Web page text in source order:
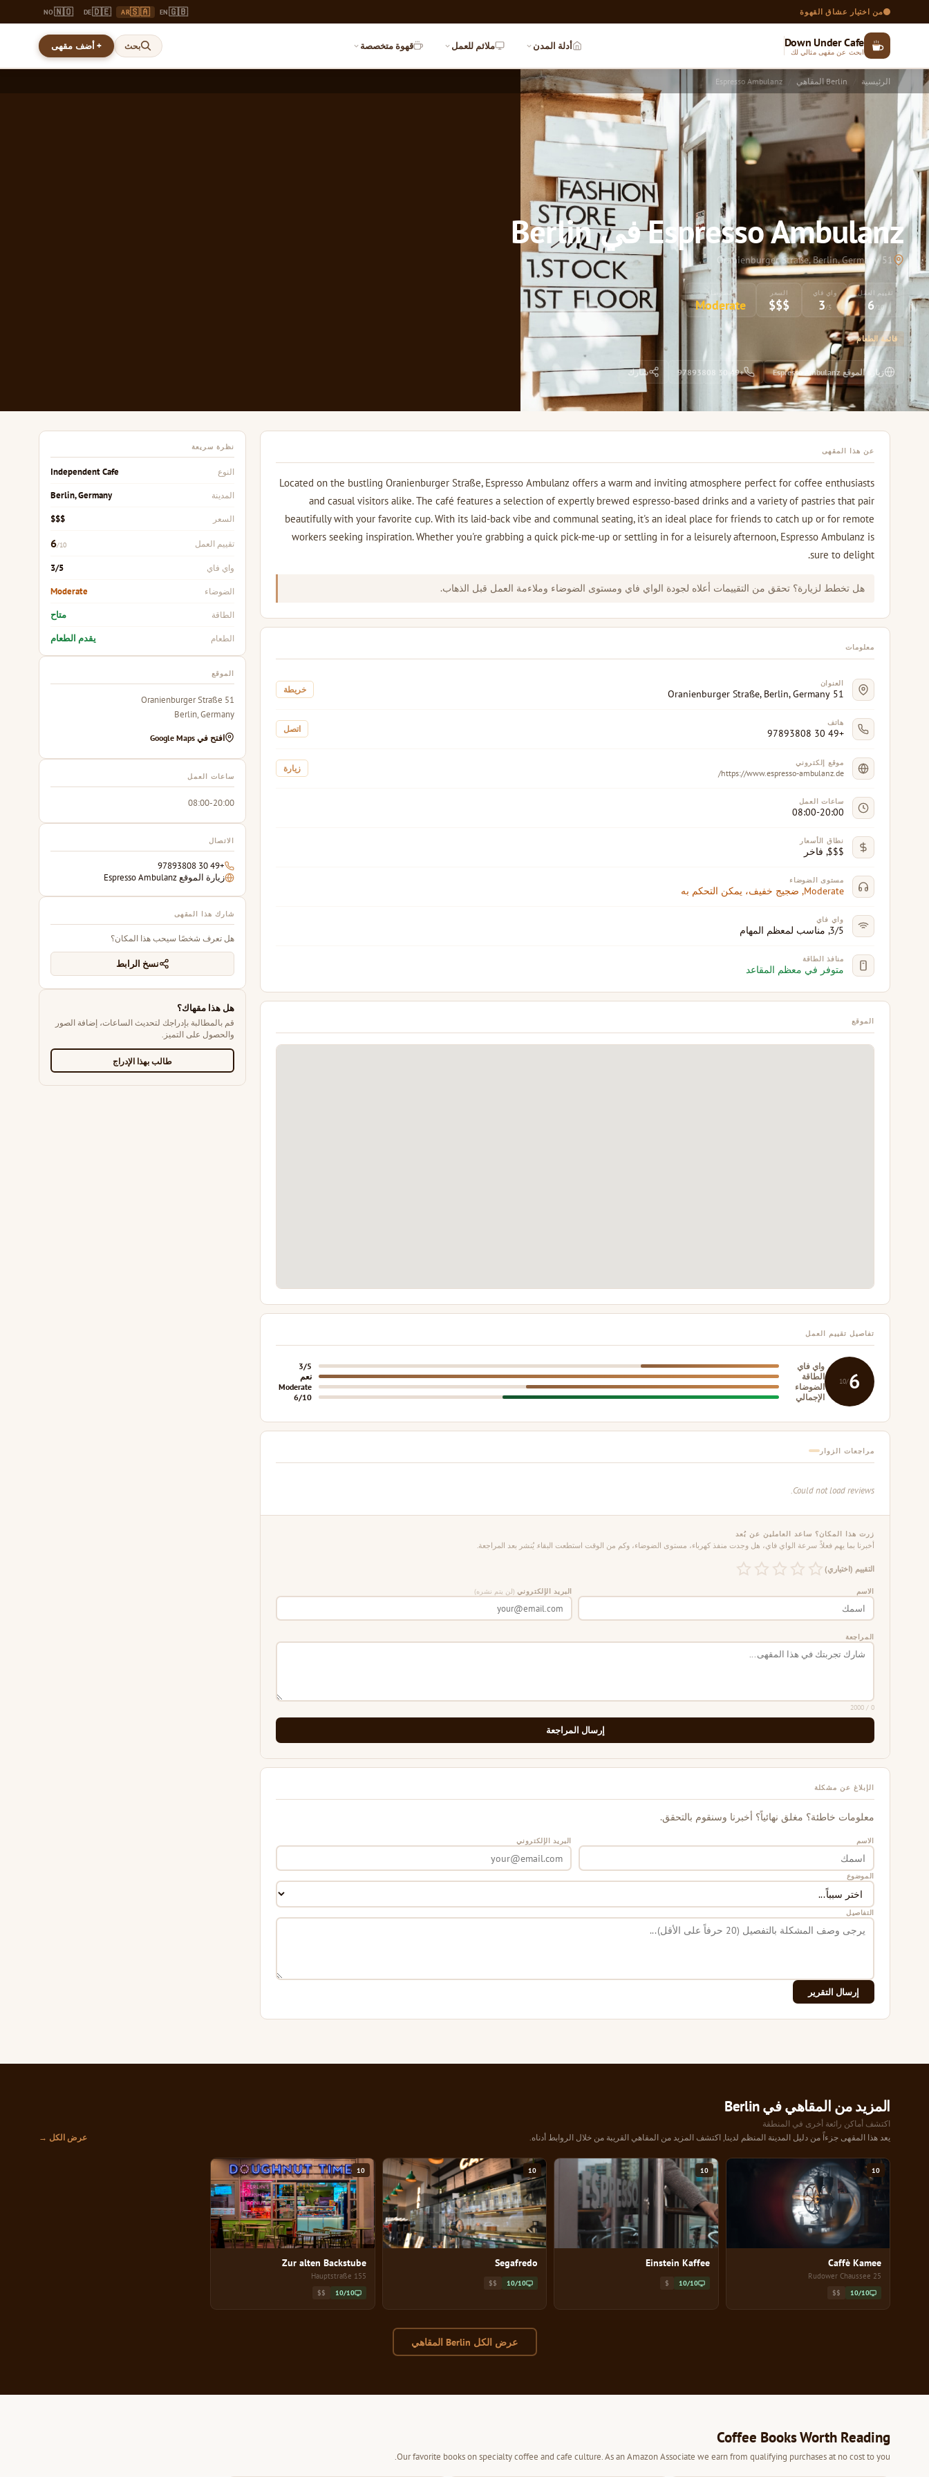
من اختيار عشاق القهوة 🇬🇧
EN
🇸🇦
AR
🇩🇪
DE
🇳🇴
NO
Down Under Cafe
ابحث عن مقهى مثالي لك أدلة المدن ملائم للعمل قهوة متخصصة بحث + أضف مقهى
الرئيسية Berlin المقاهي Espresso Ambulanz
Espresso Ambulanz في Berlin
51 Oranienburger Straße, Berlin, Germany
تقييم العمل
6 /10
واي فاي
3/5
السعر
$$$
الضوضاء
Moderate
قائمة الطعام
زيارة الموقع Espresso Ambulanz +49 30 97893808 شارك
عن هذا المقهى
Located on the bustling Oranienburger Straße, Espresso Ambulanz offers a warm and inviting atmosphere perfect for coffee enthusiasts
and casual visitors alike. The café features a selection of expertly brewed espresso-based drinks and a variety of pastries that pair
beautifully with your favorite cup. With its laid-back vibe and communal seating, it's an ideal place for friends to catch up or for remote
workers seeking inspiration. Whether you're grabbing a quick pick-me-up or settling in for a leisurely afternoon, Espresso Ambulanz is
sure to delight.
هل تخطط لزيارة؟ تحقق من التقييمات أعلاه لجودة الواي فاي ومستوى الضوضاء وملاءمة العمل قبل الذهاب.
معلومات
العنوان
51 Oranienburger Straße, Berlin, Germany خريطة
هاتف
+49 30 97893808 اتصل
موقع إلكتروني
https://www.espresso-ambulanz.de/ زيارة
ساعات العمل
08:00-20:00
نطاق الأسعار
$$$, فاخر
مستوى الضوضاء
Moderate, ضجيج خفيف، يمكن التحكم به
واي فاي
3/5, مناسب لمعظم المهام
منافذ الطاقة
متوفر في معظم المقاعد
الموقع
تفاصيل تقييم العمل
6
/10
واي فاي
3/5
الطاقة
نعم
الضوضاء
Moderate
الإجمالي
6/10
مراجعات الزوار
Could not load reviews.
زرت هذا المكان؟ ساعد العاملين عن بُعد
أخبرنا بما يهم فعلاً: سرعة الواي فاي، هل وجدت منفذ كهرباء، مستوى الضوضاء، وكم من الوقت استطعت البقاء. يُنشر بعد المراجعة.
التقييم (اختياري)
الاسم البريد الإلكتروني (لن يتم نشره)
المراجعة
0
/ 2000
إرسال المراجعة
الإبلاغ عن مشكلة
معلومات خاطئة؟ مغلق نهائياً؟ أخبرنا وسنقوم بالتحقق.
الاسم البريد الإلكتروني
الموضوع
التفاصيل
إرسال التقرير
نظرة سريعة
النوع Independent Cafe
المدينة Berlin, Germany
السعر $$$
تقييم العمل 6/10
واي فاي 3/5
الضوضاء Moderate
الطاقة متاح
الطعام يقدم الطعام
الموقع
51 Oranienburger Straße
Berlin, Germany
افتح في Google Maps
ساعات العمل
08:00-20:00
الاتصال
+49 30 97893808
زيارة الموقع Espresso Ambulanz
شارك هذا المقهى
هل تعرف شخصًا سيحب هذا المكان؟
نسخ الرابط
هل هذا مقهاك؟
قم بالمطالبة بإدراجك لتحديث الساعات، إضافة الصور
والحصول على التميز.
طالب بهذا الإدراج
المزيد من المقاهي في Berlin
اكتشف أماكن رائعة أخرى في المنطقة
يعد هذا المقهى جزءاً من دليل المدينة المنظم لدينا, اكتشف المزيد من المقاهي القريبة من خلال الروابط أدناه.
عرض الكل →
10
Caffè Kamee
25 Rudower Chaussee
10/10
$$
10
Einstein Kaffee
10/10
$
10
Segafredo
10/10
$$
10
Zur alten Backstube
155 Hauptstraße
10/10
$$
عرض الكل Berlin المقاهي
Coffee Books Worth Reading
Our favorite books on specialty coffee and cafe culture. As an Amazon Associate we earn from qualifying purchases at no cost to you.